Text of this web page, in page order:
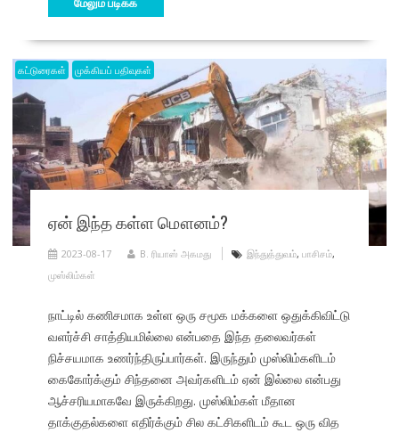
கட்டுரைகள் முக்கியப் பதிவுகள்
ஏன் இந்த கள்ள மௌனம்?
2023-08-17 B. ரியாஸ் அகமது இந்துத்துவம், பாசிசம்,
முஸ்லிம்கள்
நாட்டில் கணிசமாக உள்ள ஒரு சமூக மக்களை ஒதுக்கிவிட்டு
வளர்ச்சி சாத்தியமில்லை என்பதை இந்த தலைவர்கள்
நிச்சயமாக உணர்ந்திருப்பார்கள். இருந்தும் முஸ்லிம்களிடம்
கைகோர்க்கும் சிந்தனை அவர்களிடம் ஏன் இல்லை என்பது
ஆச்சரியமாகவே இருக்கிறது. முஸ்லிம்கள் மீதான
தாக்குதல்களை எதிர்க்கும் சில கட்சிகளிடம் கூட ஒரு வித